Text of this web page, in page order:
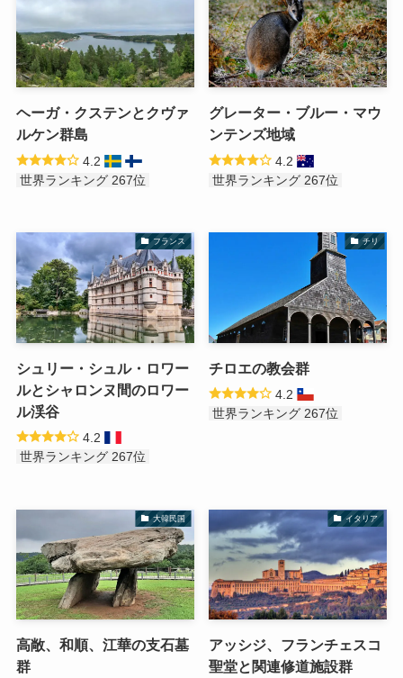
ヘーガ・クステンとクヴァ
ルケン群島
4.2
世界ランキング 267位
グレーター・ブルー・マウ
ンテンズ地域
4.2
世界ランキング 267位
フランス
シュリー・シュル・ロワー
ルとシャロンヌ間のロワー
ル渓谷
4.2
世界ランキング 267位
チリ
チロエの教会群
4.2
世界ランキング 267位
大韓民国
高敞、和順、江華の支石墓
群
イタリア
アッシジ、フランチェスコ
聖堂と関連修道施設群